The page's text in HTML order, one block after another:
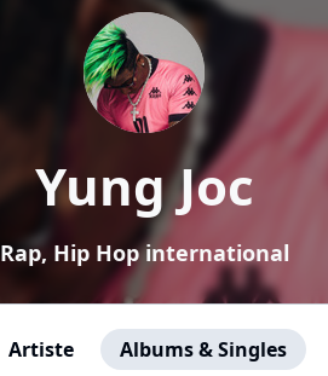
Yung Joc
Rap, Hip Hop international
Artiste Albums & Singles